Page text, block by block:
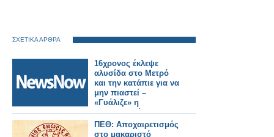
ΣΧΕΤΙΚΑ ΑΡΘΡΑ
16χρονος έκλεψε
αλυσίδα στο Μετρό
και την κατάπιε για να
μην πιαστεί –
«Γυάλιζε» η
ακτινογραφία
ΠΕΘ: Αποχαιρετισμός
στο μακαριστό